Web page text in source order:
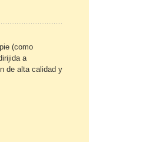
(como
a
de alta calidad y